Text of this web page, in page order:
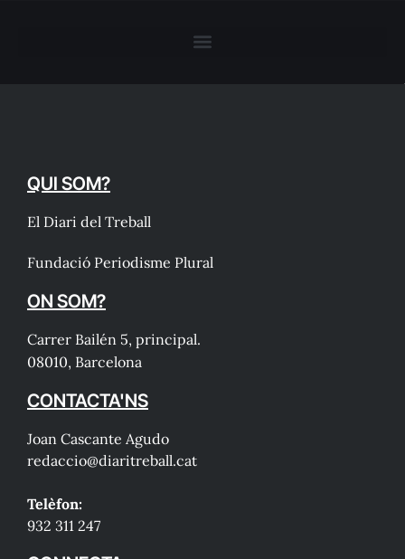
QUI SOM?
El Diari del Treball
Fundació Periodisme Plural
ON SOM?
Carrer Bailén 5, principal.
08010, Barcelona
CONTACTA'NS
Joan Cascante Agudo
redaccio@diaritreball.cat
Telèfon:
932 311 247